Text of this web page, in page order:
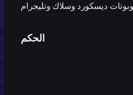
ديسكورد وسلاك وتليجرام
الحكم